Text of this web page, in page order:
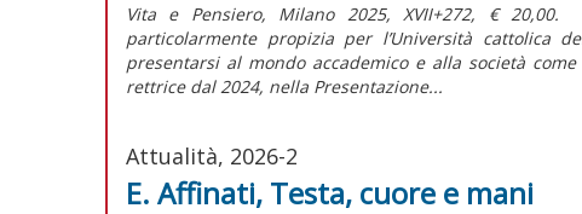
Vita e Pensiero, Milano 2025, XVII+272, €
particolarmente propizia per l’Università cattolica
presentarsi al mondo accademico e alla società
rettrice dal 2024, nella Presentazione...
Attualità, 2026-2
E. Affinati, Testa, cuore e mani